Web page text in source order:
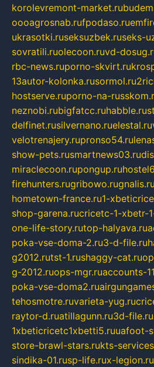
korolevremont-market.ru
oooagrosnab.rufpodaso.ru
ukrasotki.ruseksuzbek.ruseks-
sovratili.ruolecoon.ruvd-
rbc-news.ruporno-skvirt.ru
13autor-kolonka.rusormol.ru
hostserve.ruporno-na-
neznobi.rubigfatcc.ruhabble.ru
delfinet.rusilvernano.ruelestal.ru
velotrenajery.rupronso54.ru
show-pets.rusmartnews03.ru
miraclecoon.rupongup.ru
firehunters.rugribowo.rugnalis.ru
hometown-france.ru1-
shop-garena.rucricetc-1-xbetr-
one-life-story.rutop-halyava.ru
poka-vse-doma-2.ru3-d-file.ru
g2012.rutst-1.rushaggy-cat.ru
g-2012.ruops-mgr.ruaccounts-
poka-vse-doma2.ru
tehosmotre.ruvarieta-yug.ru
raytor-d.ruatillagunn.ru3d-file.ru
1xbeticricetc1xbetti5.ruuafoot-
store-brawl-stars.rukts-
sindika-01.rusp-life.rux-legion.ru